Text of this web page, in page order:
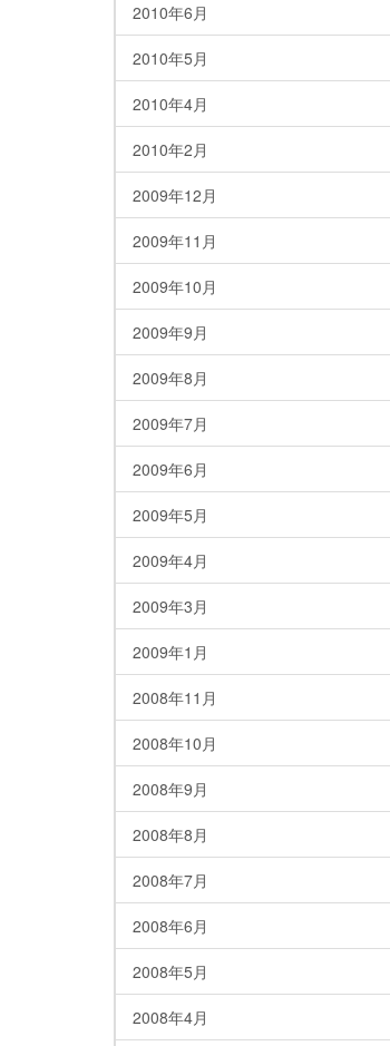
2010年6月
2010年5月
2010年4月
2010年2月
2009年12月
2009年11月
2009年10月
2009年9月
2009年8月
2009年7月
2009年6月
2009年5月
2009年4月
2009年3月
2009年1月
2008年11月
2008年10月
2008年9月
2008年8月
2008年7月
2008年6月
2008年5月
2008年4月